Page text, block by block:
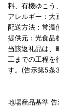
料、有機ゆこう
アレルギー：大
配送方法：常温
提供元：光食品
当該返礼品は、
工までの工程を
す。(告示第5条
地場産品基準